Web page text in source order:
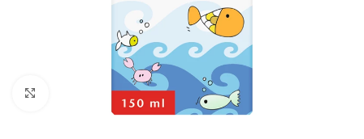
Cliquez pour agrandir